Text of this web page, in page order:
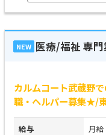
NEW 医療/福祉 専門
カルムコート武蔵野
職・ヘルパー募集★/
給与 月